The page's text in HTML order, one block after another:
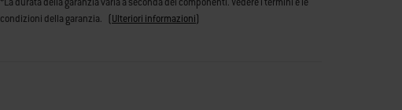
condizioni della garanzia. (Ulteriori informazioni)